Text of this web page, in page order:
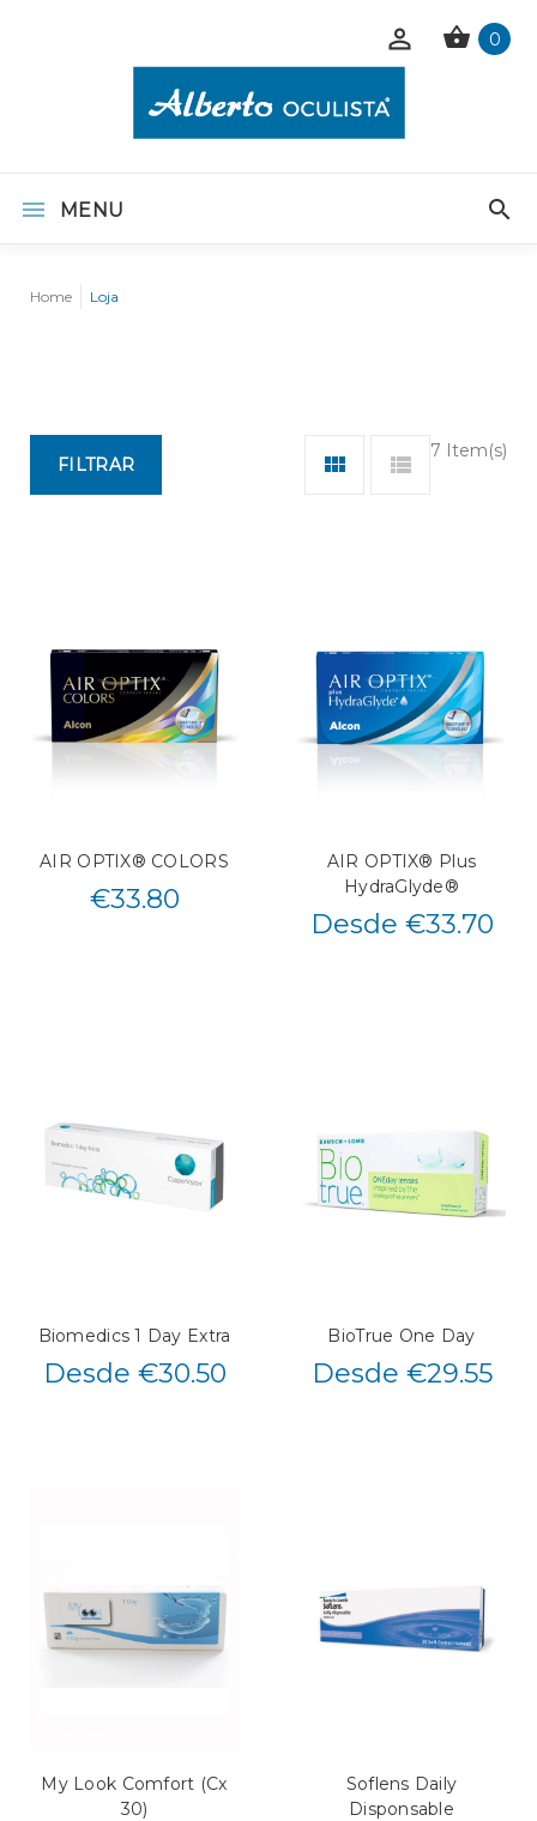
0
MENU
Home Loja
7 Item(s)
FILTRAR
AIR OPTIX® COLORS
€33.80
AIR OPTIX® Plus
HydraGlyde®
Desde €33.70
Biomedics 1 Day Extra
Desde €30.50
BioTrue One Day
Desde €29.55
My Look Comfort (Cx
30)
Soflens Daily
Disponsable